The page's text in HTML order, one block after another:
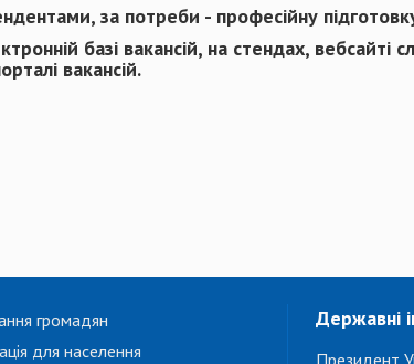
за потреби - професійну
базі вакансій, на стендах, вебсайті
вакансій.
громадян
для населення
Державні